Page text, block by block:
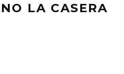
LA CASERA